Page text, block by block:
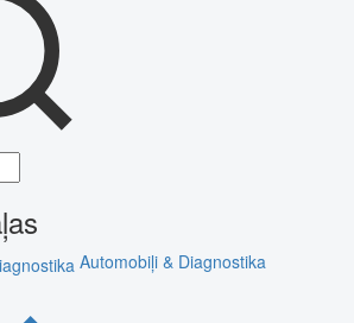
Automobiļi & Diagnostika